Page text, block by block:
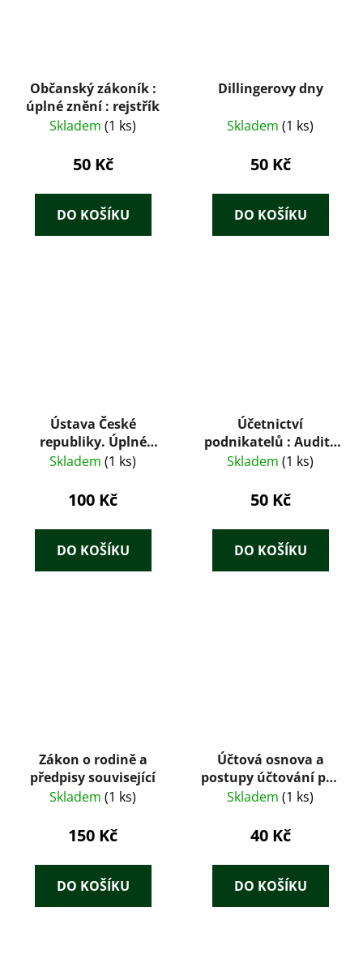
Občanský zákoník :
úplné znění : rejstřík
Skladem (1 ks)
50 Kč
DO KOŠÍKU
Dillingerovy dny
Skladem (1 ks)
50 Kč
DO KOŠÍKU
Ústava České
republiky. Úplné
znění : Číslo 237 :
práv a svobod. (Podle
Skladem (1 ks)
100 Kč
DO KOŠÍKU
Účetnictví
podnikatelů : Audit :
k 1.1.2017
Skladem (1 ks)
50 Kč
DO KOŠÍKU
Zákon o rodině a
předpisy související
Skladem (1 ks)
150 Kč
DO KOŠÍKU
Účtová osnova a
postupy účtování pro
podnikatele
Skladem (1 ks)
40 Kč
DO KOŠÍKU